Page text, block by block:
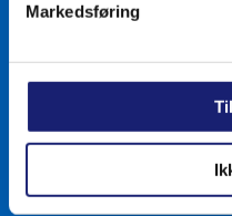
Markedsføring
Nedre Vollgate 11,